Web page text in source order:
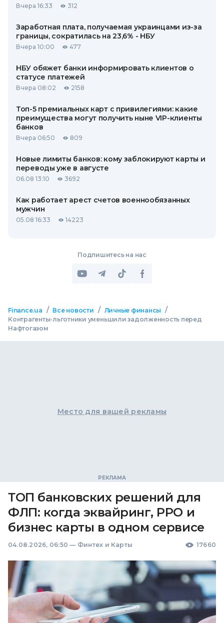
Вчера 16:33 312
Заработная плата, получаемая украинцами из-за
границы, сократилась на 23,6% - НБУ
Вчера 10:00 477
НБУ обяжет банки информировать клиентов о
статусе платежей
Вчера 08:02 2158
Топ-5 премиальных карт с привилегиями: какие
преимущества могут получить ныне VIP-клиенты
банков
Вчера 06:50 809
Новые лимиты банков: кому заблокируют карты и
переводы уже в августе
06.08 13:10 3692
Как работает арест счетов военнообязанных
мужчин
05.08 16:33 14223
Подпишитесь на нас
Finance.ua / Все новости / Личные финансы /
Контрагенты-льготники уменьшили задолженность перед
Нафтогазом
Место для вашей рекламы
ТОП банковских решений для
ФЛП: когда эквайринг, РРО и
бизнес карты в одном сервисе
04.08.2026, 06:50 — Финтех и Карты 17660